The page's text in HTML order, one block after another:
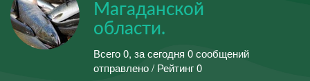
Магаданской
области.
Всего 0, за сегодня 0 сообщений
отправлено / Рейтинг 0